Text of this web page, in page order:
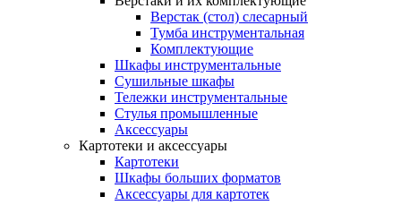
Верстак (стол) слесарный
Тумба инструментальная
Комплектующие
Шкафы инструментальные
Сушильные шкафы
Тележки инструментальные
Стулья промышленные
Аксессуары
Картотеки и аксессуары
Картотеки
Шкафы больших форматов
Аксессуары для картотек